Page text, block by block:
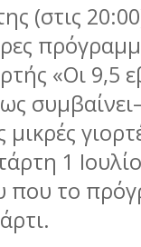
(στις
«Οι 9,5
1
που το